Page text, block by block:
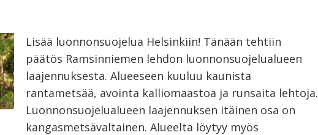
Lisää luonnonsuojelua Helsinkiin! Tänään tehtiin
päätös Ramsinniemen lehdon luonnonsuojelualueen
laajennuksesta. Alueeseen kuuluu kaunista
rantametsää, avointa kalliomaastoa ja runsaita lehtoja.
Luonnonsuojelualueen laajennuksen itäinen osa on
kangasmetsävaltainen. Alueelta löytyy myös